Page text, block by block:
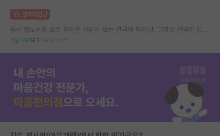
명예의전당
동서 랩노비를 모두 겪어온 사람이 보는 한국의 워라밸, 그리고 간곡한 당부의 말씀
89 11 17355